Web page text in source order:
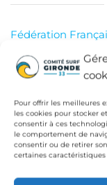
Pour offrir les meilleures
les cookies pour stocker
consentir à ces
le comportement de
consentir ou de retirer
certaines
Fédération
Conseil
Ligue de Surf de
CdC Médoc